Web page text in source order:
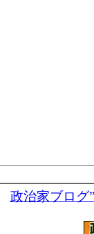
政治家ブログ